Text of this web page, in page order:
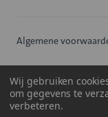
Algemene
Cookiebeleid
Wij gebruiken
om gegevens te
verbeteren.